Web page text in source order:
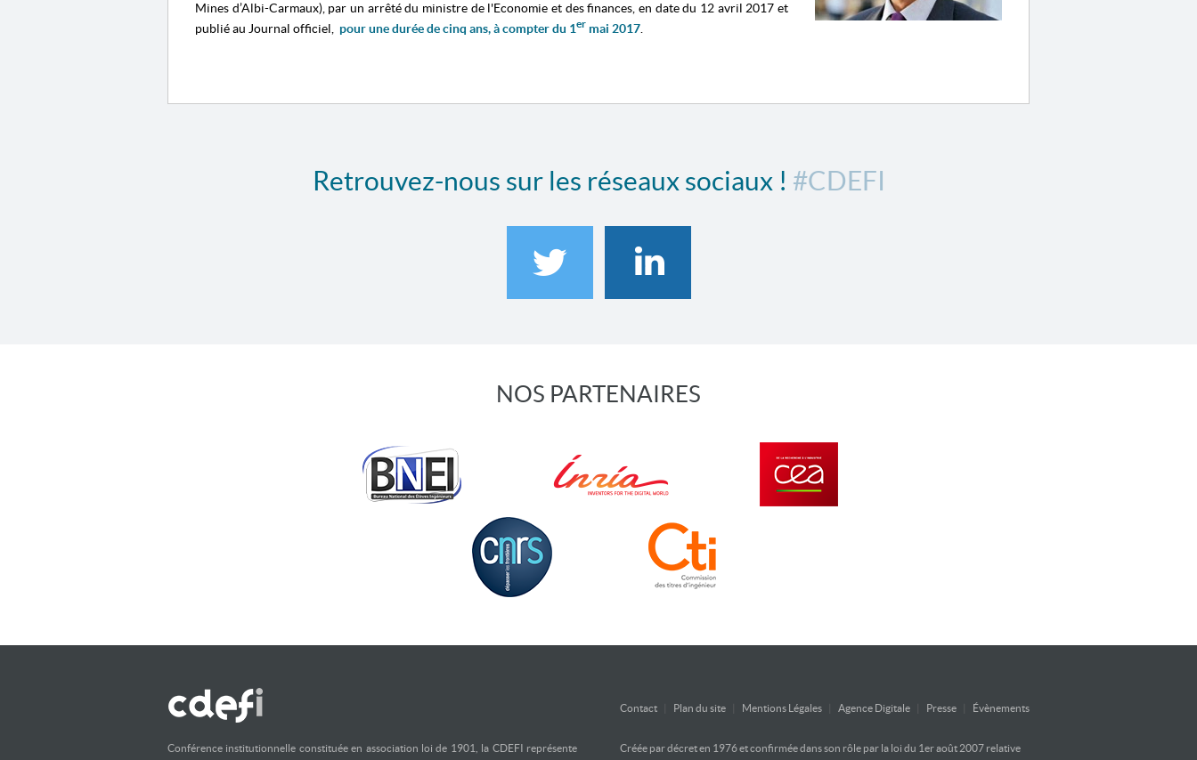
Mines d’Albi-Carmaux), par un arrêté du ministre de l'Economie et des finances, en date du 12 avril 2017et
publié au Journal officiel,
pour une durée de cinq ans, à compter du 1er mai 2017
Retrouvez-nous sur les réseaux sociaux ! #CDEFI
NOS PARTENAIRES
Contact Plan du site Mentions Légales Agence Digitale Presse Évènements
Conférence institutionnelle constituée en association loi de 1901, la CDEFI représente
Créée par décret en 1976 et confirmée dans son rôle par la loi du 1er août 2007 relative